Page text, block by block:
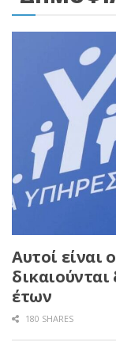
Αυτοί είναι
έτων
180 SHARES